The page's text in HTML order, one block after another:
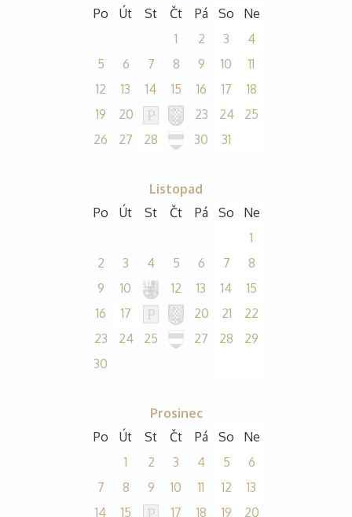
Po
Út St Čt Pá So
Ne
1
2 3
4
5
6 7 8 9 10
11
12
13 14 15 16 17
18
19
20 23 24
25
26
27 28 30 31
Listopad
Po
Út St Čt Pá So
Ne
1
2
3 4 5 6 7
8
9
10 12 13 14
15
16
17 20 21
22
23
24 25 27 28
29
30
Prosinec
Po
Út St Čt Pá So
Ne
1
2 3 4 5
6
7
8 9 10 11 12
13
14
15 17 18 19 20